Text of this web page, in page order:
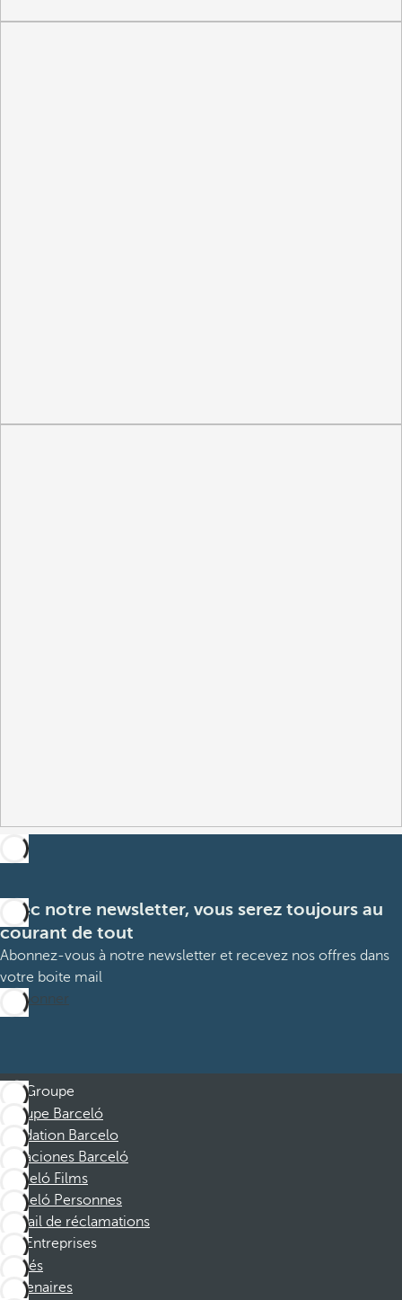
Avec notre newsletter, vous serez toujours au
courant de tout
Abonnez-vous à notre newsletter et recevez nos offres dans
votre boite mail
M’abonner
Groupe
Groupe Barceló
Fondation Barcelo
Vacaciones Barceló
Barceló Films
Barceló Personnes
Portail de réclamations
Entreprises
Affiliés
Partenaires